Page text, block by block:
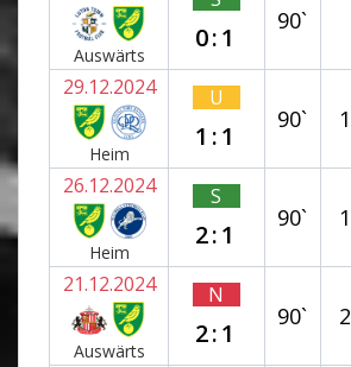
Auswärts
0:1
90`
29.12.2024
Heim
U
1:1
90` 1
26.12.2024
Heim
S
2:1
90` 1
21.12.2024
Auswärts
N
2:1
90` 2